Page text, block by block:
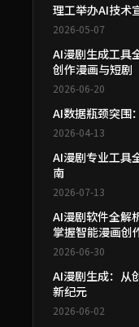
理工举办AI技术
2026-05-07
AI漫剧生成工具
创作漫画与短剧
2026-06-20
AI数据瓶颈突围
2026-04-13
AI漫剧专业工具
南
2026-07-13
AI漫剧软件全解
掌握智能漫画创
2026-06-30
AI漫剧生成：从
新纪元
2026-06-02